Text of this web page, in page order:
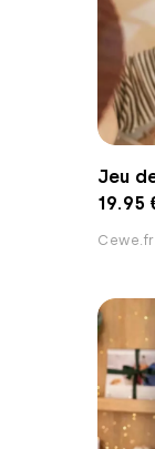
Jeu
19.95
Cewe.fr